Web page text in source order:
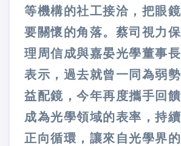
等機構的社工接洽，把眼
要關懷的角落。蔡司視力
理周信成與嘉晏光學董事
表示，過去就曾一同為弱
益配鏡，今年再度攜手回
成為光學領域的表率，持
正向循環，讓來自光學界